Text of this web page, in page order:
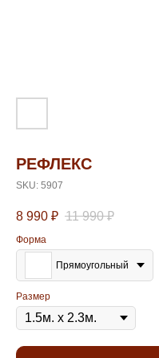
РЕФЛЕКС
SKU: 5907
8 990 ₽ 11 990 ₽
Форма
Прямоугольный
Размер